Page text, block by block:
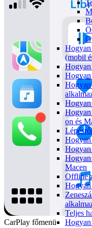
Hogyan
(mobil
Hogyan
Hogyan
Hogyan
Hogyan
on és
Hogyan
Hogyan
Hogyan
Macen
Offline
Hogyan
Teljes
CarPlay főmenü